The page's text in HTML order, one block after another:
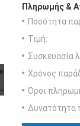
Πληρωμής &
Ποσότητα
Τιμή:
Συσκευασία
Χρόνος
Όροι
Δυνατότητα